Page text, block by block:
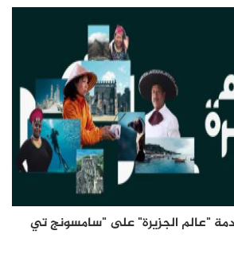
"عالم الجزيرة" على "سامسونج تي